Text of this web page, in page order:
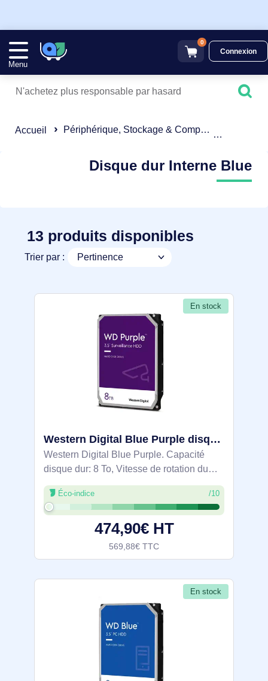
Menu
0
Connexion
Accueil Périphérique, Stockage & Composant
Disque dur Interne Blue
13 produits disponibles
Trier par :
En stock
Western Digital Blue Purple disque dur 8 To 5400 tr/min 256 Mo 3.5" Série ATA III - WD85PURZ
Western Digital Blue Purple. Capacité
disque dur: 8 To, Vitesse de rotation du
disque dur: 5400 tr/min, Taille du tampon
du lecteur de stockage: 256 Mo, Taille du
disque dur: 3.5", Interface: Série
Éco-indice /10
474,90€ HT
569,88€ TTC
En stock